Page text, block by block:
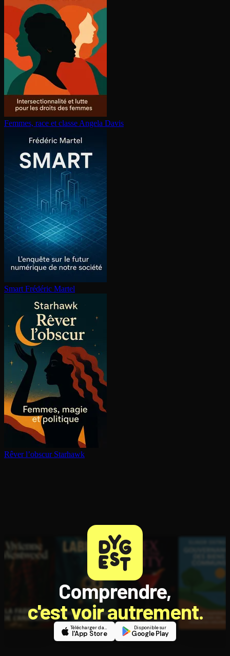
Femmes, race et classe Angela Davis
Smart Frédéric Martel
Rêver l’obscur Starhawk
Comprendre,
c'est voir autrement.
Télécharger dans
l'App Store
Disponible sur
Google Play